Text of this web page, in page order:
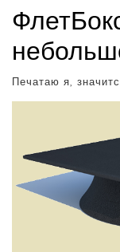
Печатаю я,